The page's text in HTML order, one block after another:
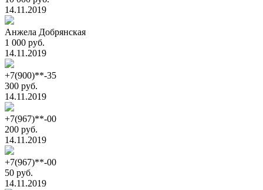
14.11.2019
Анжела Добрянская
1 000 руб.
14.11.2019
+7(900)**-35
300 руб.
14.11.2019
+7(967)**-00
200 руб.
14.11.2019
+7(967)**-00
50 руб.
14.11.2019